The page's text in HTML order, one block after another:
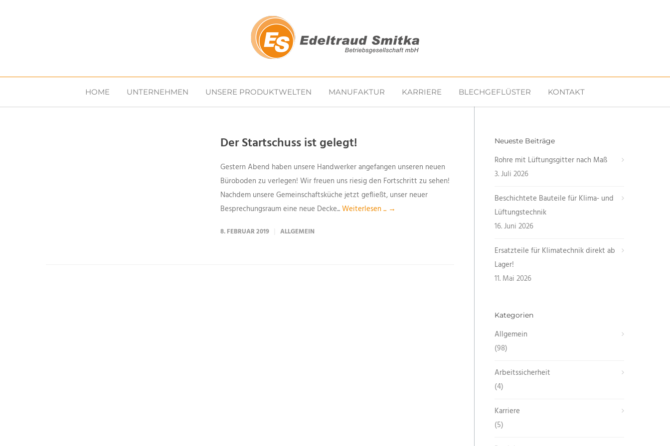
HOME UNTERNEHMEN UNSERE PRODUKTWELTEN MANUFAKTUR KARRIERE BLECHGEFLÜSTER KONTAKT
Der Startschuss ist gelegt!
Gestern Abend haben unsere Handwerker angefangen unseren neuen
Büroboden zu verlegen! Wir freuen uns riesig den Fortschritt zu sehen!
Nachdem unsere Gemeinschaftsküche jetzt gefließt, unser neuer
Besprechungsraum eine neue Decke...Weiterlesen ... →
8. FEBRUAR 2019 ALLGEMEIN
Neueste Beiträge
Rohre mit Lüftungsgitter nach Maß
3. Juli 2026
Beschichtete Bauteile für Klima- und
Lüftungstechnik
16. Juni 2026
Ersatzteile für Klimatechnik direkt ab
Lager!
11. Mai 2026
Kategorien
Allgemein
(98)
Arbeitssicherheit
(4)
Karriere
(5)